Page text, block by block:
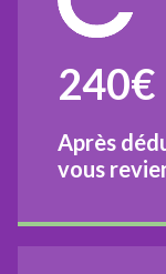
240€
Après
vous